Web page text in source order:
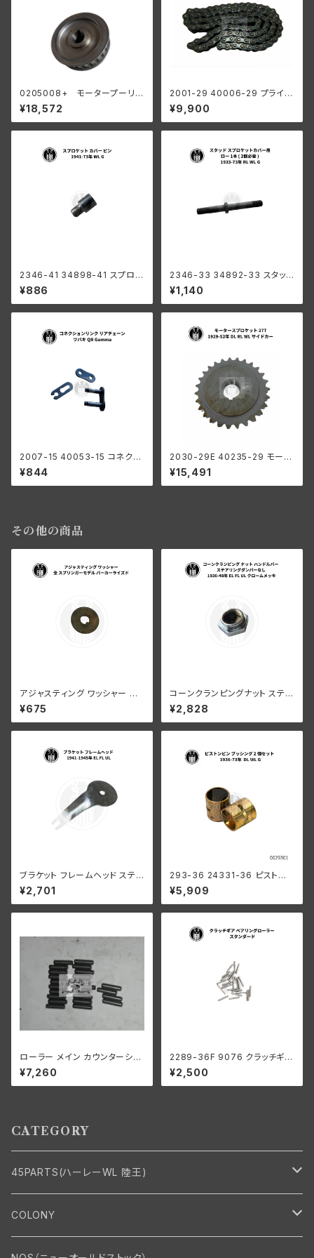
0205008+ モータープーリー
24T ベルトドライブ用 45" サイ
ドカー
¥18,572
2001-29 40006-29 プライマ
リーチェーン 100リンク ハーレ
ーダビッドソン 1929-52年 DL
WL RL 陸王
¥9,900
2346-41 34898-41 スプロケ
ット カバー ピン ハーレーダビッ
ドソン 1941-73年 WL G
¥886
2346-33 34892-33 スタッド
スプロケットカバー用 ロー 1個 (
2個必要 ) ハーレーダビッドソン
1933-73年 RL WL G
¥1,140
2007-15 40053-15 コネクシ
ョンリンク リアチェーン リンク
ツバキ QR Gamma ハーレーダ
ビッドソン
¥844
2030-29E 40235-29 モータ
ー スプロケット 27丁 ハーレー
ダビッドソン 1929-52年 DL W
L RL 陸王 サイドカー
¥15,491
その他の商品
アジャスティング ワッシャー ハ
ーレーダビッドソン 全スプリン
ガーモデル パーカーライズド
¥675
コーンクランピングナット ステア
リングダンパーなし 1936-48
年 EL FL UL クローム
¥2,828
ブラケット フレームヘッド ステア
リングダンパー ハーレー 1941-
1945年 EL FL UL
¥2,701
293-36 24331-36 ピストン
ピンブッシング 2個組
¥5,909
ローラー メイン カウンターシャ
フト 0008"オーバーサイズ 24
個 ハーレーダビッドソン
¥7,260
2289-36F 9076 クラッチギア
ベアリングローラー 0004" オ
ーバーサイズ 44個 ハーレーダ
ビッドソン
¥2,500
CATEGORY
45PARTS(ハーレーWL 陸王)
エンジン
エンジン・シリンダーヘッド
COLONY